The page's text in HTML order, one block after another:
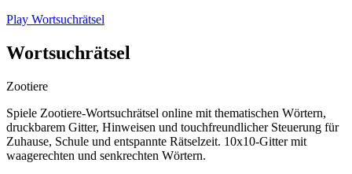
Play Wortsuchrätsel
Wortsuchrätsel
Zootiere
Spiele Zootiere-Wortsuchrätsel online mit thematischen Wörtern,
druckbarem Gitter, Hinweisen und touchfreundlicher Steuerung für
Zuhause, Schule und entspannte Rätselzeit. 10x10-Gitter mit
waagerechten und senkrechten Wörtern.